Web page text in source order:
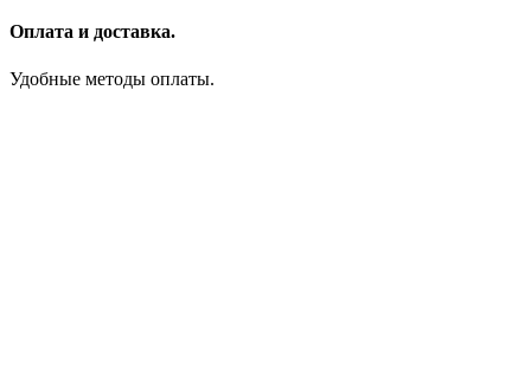
Оплата и доставка.
Удобные методы оплаты.